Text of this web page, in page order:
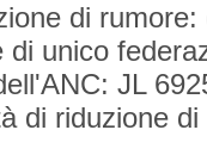
di rumore:
di unico
JL
di riduzione di